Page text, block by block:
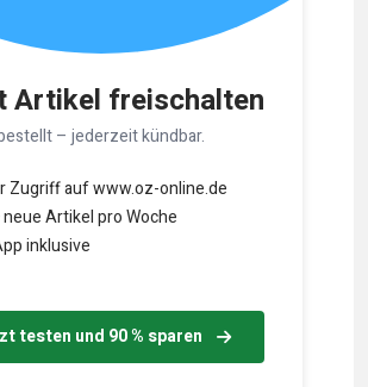
Artikel freischalten
– jederzeit kündbar.
Zugriff auf www.oz-online.de
neue Artikel pro Woche
inklusive
testen und 90 % sparen